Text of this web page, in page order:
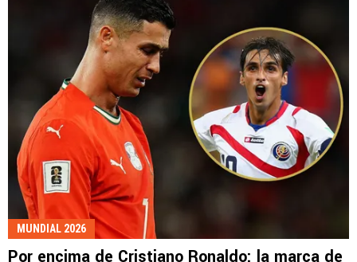
MUNDIAL 2026
Por encima de Cristiano Ronaldo: la marca de